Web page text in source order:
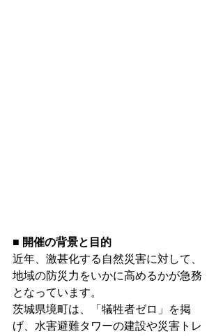
■ 開催の背景と目的
近年、激甚化する自然災害に対して、
地域の防災力をいかに高めるかが急務
となっています。
茨城県境町は、「犠牲者ゼロ」を掲
げ、水害避難タワーの建設や災害トレ